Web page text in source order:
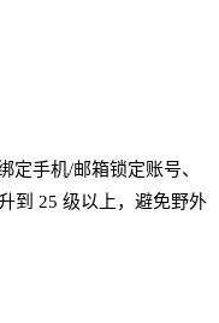
定手机/邮箱锁定账号、
到 25 级以上，避免野外